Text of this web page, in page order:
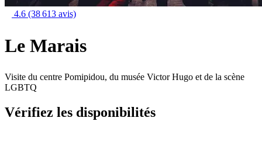
4.6 (38 613 avis)
Le Marais
Visite du centre Pomipidou, du musée Victor Hugo et de la scène
LGBTQ
Vérifiez les disponibilités